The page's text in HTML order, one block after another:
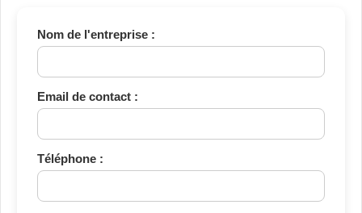
Nom de l'entreprise :
Email de contact :
Téléphone :